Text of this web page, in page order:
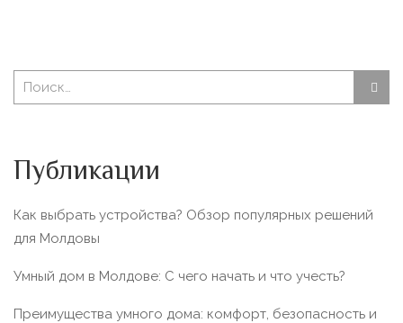
Публикации
Как выбрать устройства? Обзор популярных решений
для Молдовы
Умный дом в Молдове: С чего начать и что учесть?
Преимущества умного дома: комфорт, безопасность и